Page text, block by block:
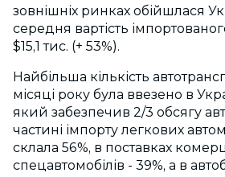
зовнішніх ринках обійшлася
середня вартість
$15,1 тис. (+ 53%).
Найбільша кількість
місяці року була ввезено в
який забезпечив 2/3 обсягу
частині імпорту легкових
склала 56%, в поставках
спецавтомобілів - 39%, а в